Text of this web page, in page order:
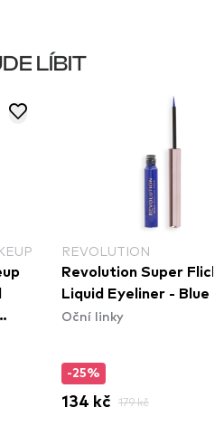
LÍBIT
REVOLUTION
Revolution Super Flick
Liquid Eyeliner - Blue
Oční linky
-25%
134 kč 179 kč